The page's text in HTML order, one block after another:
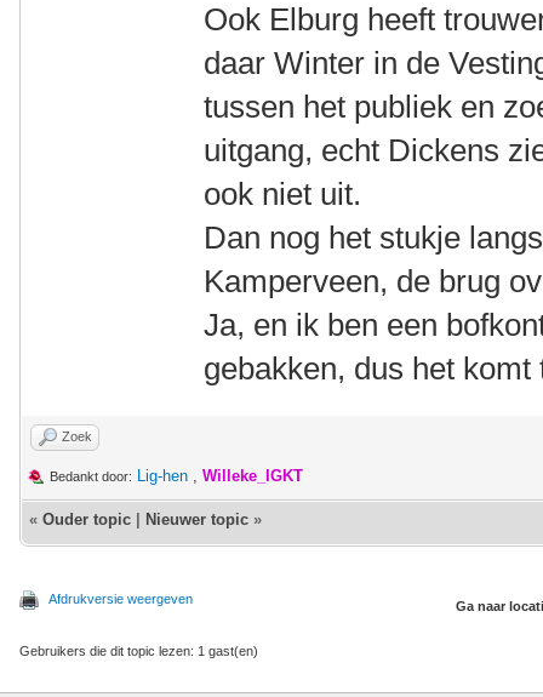
Ook Elburg heeft
daar Winter in de
tussen het publiek en
uitgang, echt Dickens
ook niet uit.
Dan nog het stukje
Kamperveen, de brug
Ja, en ik ben een
gebakken, dus het komt
Zoek
Bedankt door: Lig-hen , Willeke_IGKT
« Ouder topic Nieuwer topic »
Afdrukversie weergeven Ga naar
Gebruikers die dit topic lezen: 1 gast(en)